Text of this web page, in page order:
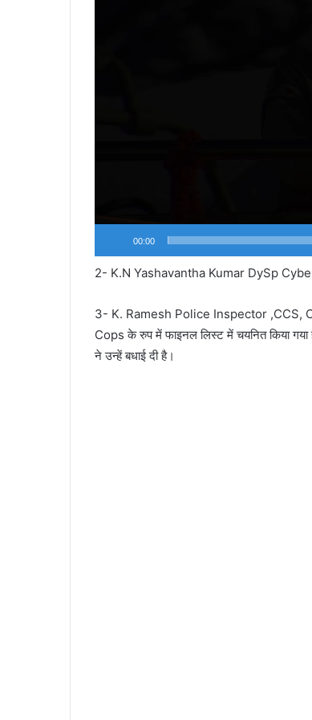
00:00
2- K.N Yashavantha Kumar DySp
3- K. Ramesh Police Inspector ,CCS,
Cops के रुप में फाइनल लिस्ट में चयनित किया
ने उन्हें बधाई दी है।